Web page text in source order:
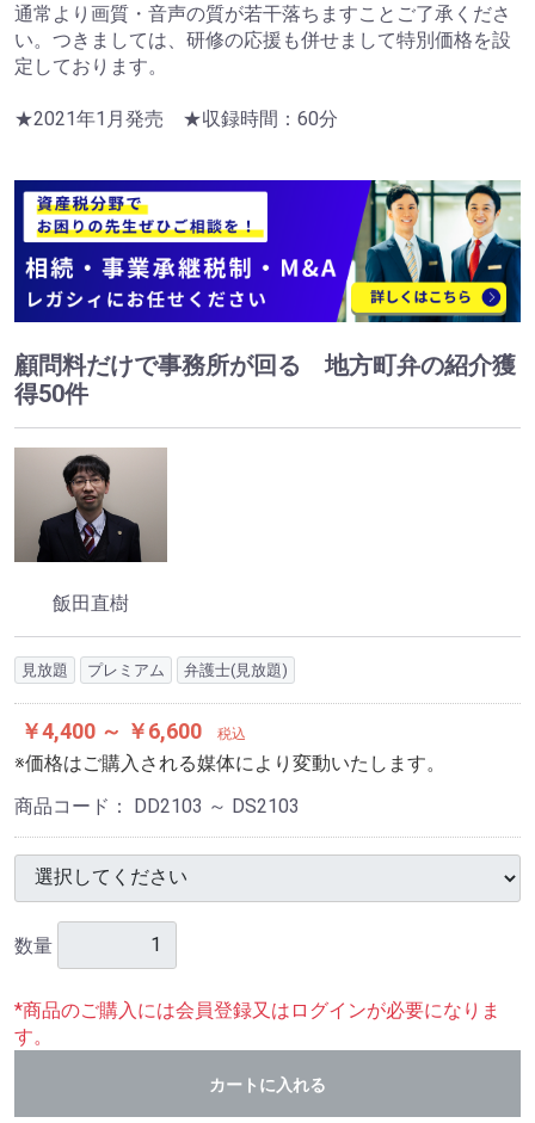
通常より画質・音声の質が若干落ちますことご了承くださ
い。つきましては、研修の応援も併せまして特別価格を設
定しております。
★2021年1月発売 ★収録時間：60分
顧問料だけで事務所が回る 地方町弁の紹介獲
得50件
飯田直樹
見放題 プレミアム 弁護士(見放題)
￥4,400 ～ ￥6,600 税込
※価格はご購入される媒体により変動いたします。
商品コード： DD2103 ～ DS2103
数量
*商品のご購入には会員登録又はログインが必要になりま
す。
カートに入れる